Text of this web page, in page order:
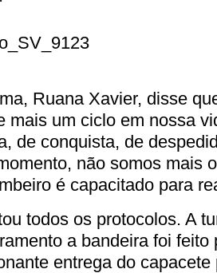
Ruana Xavier, disse
mais um ciclo em nossa
de conquista, de
não somos mais
é capacitado para
todos os protocolos. A
a bandeira foi feito
entrega do